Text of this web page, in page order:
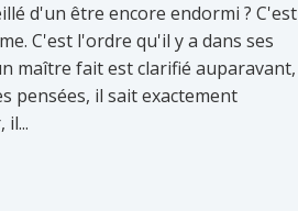
d'un être encore endormi ? C'est
C'est l'ordre qu'il y a dans ses
maître fait est clarifié auparavant,
pensées, il sait exactement